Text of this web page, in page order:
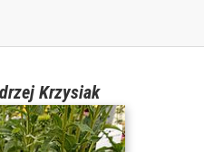
Krzysiak